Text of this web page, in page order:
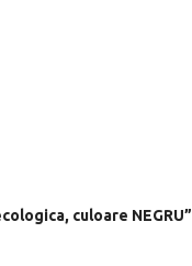
culoare NEGRU”